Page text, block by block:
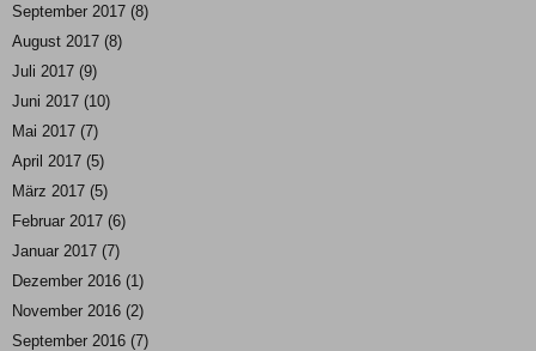
September 2017 (8)
August 2017 (8)
Juli 2017 (9)
Juni 2017 (10)
Mai 2017 (7)
April 2017 (5)
März 2017 (5)
Februar 2017 (6)
Januar 2017 (7)
Dezember 2016 (1)
November 2016 (2)
September 2016 (7)